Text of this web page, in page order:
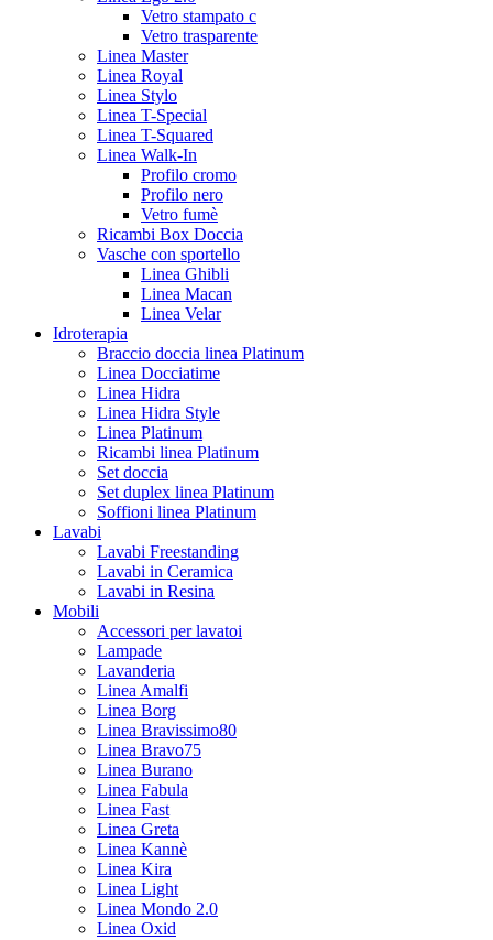
Vetro stampato c
Vetro trasparente
Linea Master
Linea Royal
Linea Stylo
Linea T-Special
Linea T-Squared
Linea Walk-In
Profilo cromo
Profilo nero
Vetro fumè
Ricambi Box Doccia
Vasche con sportello
Linea Ghibli
Linea Macan
Linea Velar
Idroterapia
Braccio doccia linea Platinum
Linea Docciatime
Linea Hidra
Linea Hidra Style
Linea Platinum
Ricambi linea Platinum
Set doccia
Set duplex linea Platinum
Soffioni linea Platinum
Lavabi
Lavabi Freestanding
Lavabi in Ceramica
Lavabi in Resina
Mobili
Accessori per lavatoi
Lampade
Lavanderia
Linea Amalfi
Linea Borg
Linea Bravissimo80
Linea Bravo75
Linea Burano
Linea Fabula
Linea Fast
Linea Greta
Linea Kannè
Linea Kira
Linea Light
Linea Mondo 2.0
Linea Oxid